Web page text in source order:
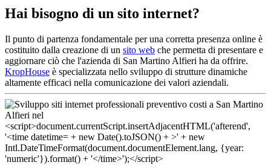
Hai bisogno di un sito internet?
Il punto di partenza fondamentale per una corretta presenza online è
costituito dalla creazione di un sito web che permetta di presentare e
aggiornare ciò che l'azienda di San Martino Alfieri ha da offrire.
KropHouse è specializzata nello sviluppo di strutture dinamiche
altamente efficaci nella comunicazione dei valori aziendali.